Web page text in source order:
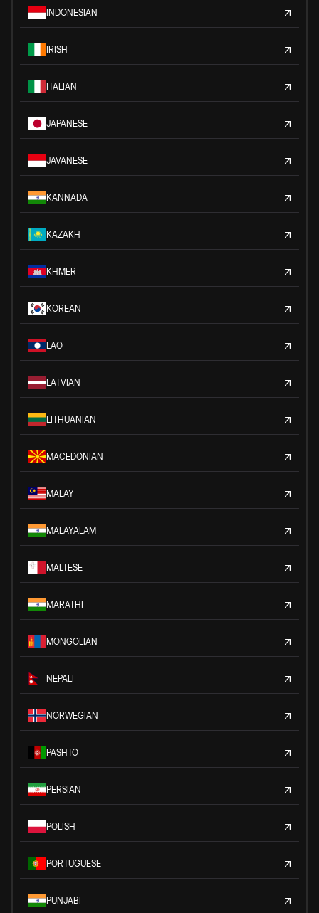
INDONESIAN
IRISH
ITALIAN
JAPANESE
JAVANESE
KANNADA
KAZAKH
KHMER
KOREAN
LAO
LATVIAN
LITHUANIAN
MACEDONIAN
MALAY
MALAYALAM
MALTESE
MARATHI
MONGOLIAN
NEPALI
NORWEGIAN
PASHTO
PERSIAN
POLISH
PORTUGUESE
PUNJABI